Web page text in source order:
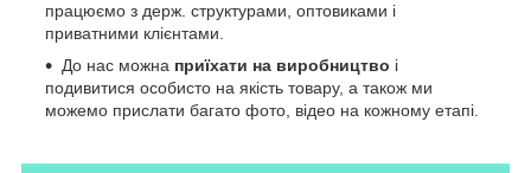
працюємо з держ. структурами, оптовиками і
приватними клієнтами.
До нас можна приїхати на виробництво і
подивитися особисто на якість товару, а також ми
можемо прислати багато фото, відео на кожному етапі.